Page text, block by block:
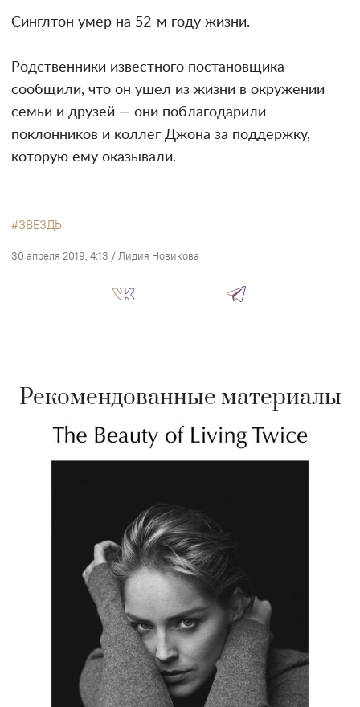
Синглтон умер на 52-м году жизни.
Родственники известного постановщика
сообщили, что он ушел из жизни в окружении
семьи и друзей — они поблагодарили
поклонников и коллег Джона за поддержку,
которую ему оказывали.
ЗВЕЗДЫ
30 апреля 2019, 4:13 /Лидия Новикова
Рекомендованные материалы